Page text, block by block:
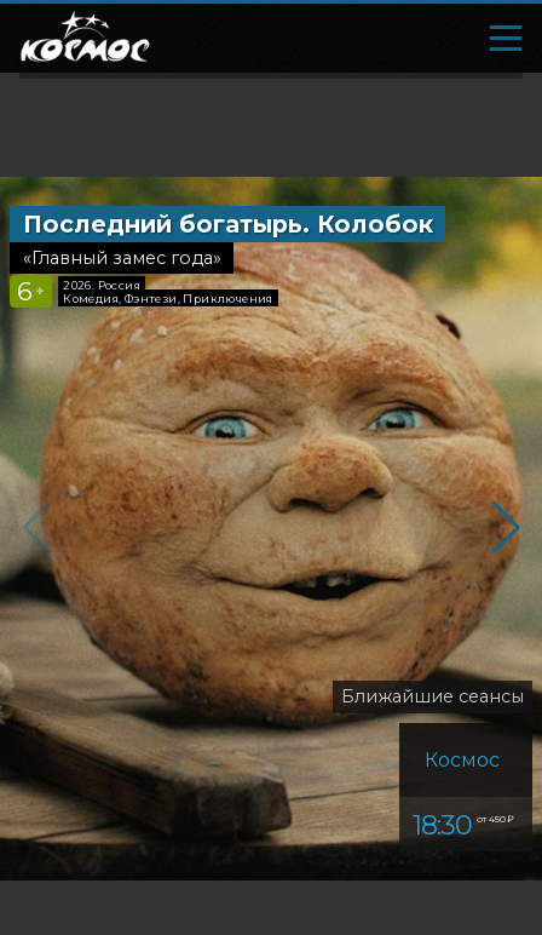
Последний богатырь. Колобок
«Главный замес года»
6 +
2026, Россия
Комедия, Фэнтези, Приключения
Ближайшие сеансы
Космос
18:30 от 450 ₽
«Зло
18+
2026,